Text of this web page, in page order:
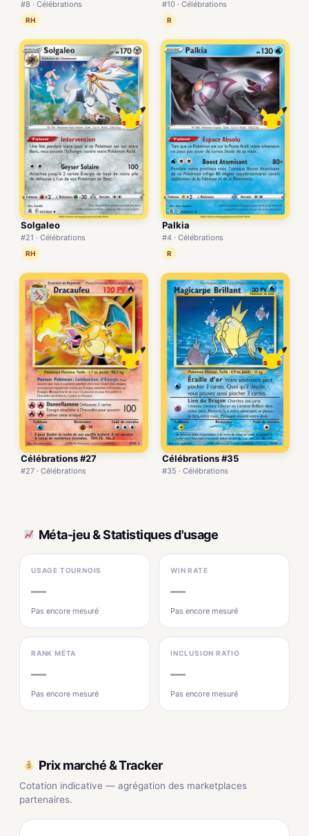
#8 · Célébrations
RH
#10 · Célébrations
R
Solgaleo
#21 · Célébrations
RH
Palkia
#4 · Célébrations
R
Célébrations #27
#27 · Célébrations
Célébrations #35
#35 · Célébrations
Méta-jeu & Statistiques d'usage
USAGE TOURNOIS
—
Pas encore mesuré
WIN RATE
—
Pas encore mesuré
RANK MÉTA
—
Pas encore mesuré
INCLUSION RATIO
—
Pas encore mesuré
Prix marché & Tracker
Cotation indicative — agrégation des marketplaces
partenaires.